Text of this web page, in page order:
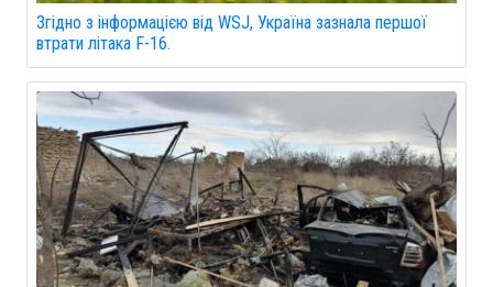
Згідно з інформацією від WSJ, Україна зазнала першої
втрати літака F-16.